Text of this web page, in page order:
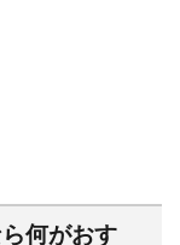
何がおす